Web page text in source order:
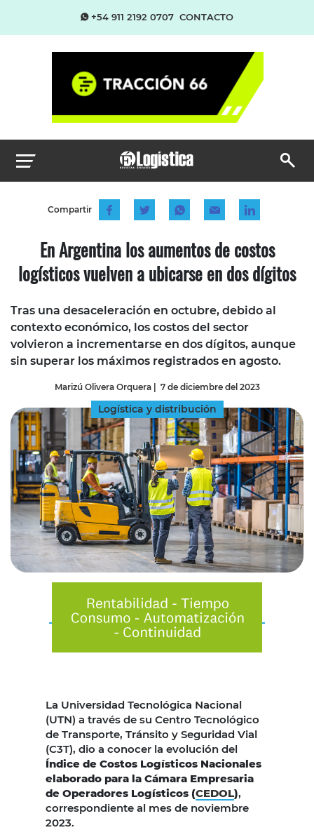
+54 911 2192 0707 CONTACTO
Compartir
En Argentina los aumentos de costos
logísticos vuelven a ubicarse en dos dígitos
Tras una desaceleración en octubre, debido al
contexto económico, los costos del sector
volvieron a incrementarse en dos dígitos, aunque
sin superar los máximos registrados en agosto.
Marizú Olivera Orquera| 7 de diciembre del 2023
Logística y distribución
La Universidad Tecnológica Nacional
(UTN) a través de su Centro Tecnológico
de Transporte, Tránsito y Seguridad Vial
(C3T), dio a conocer la evolución del
Índice de Costos Logísticos Nacionales
elaborado para la Cámara Empresaria
de Operadores Logísticos (CEDOL),
correspondiente al mes de noviembre
2023.